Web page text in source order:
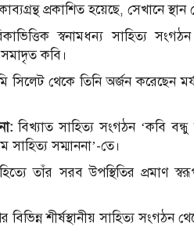
প্রকাশিত হয়েছে, সেখানে
স্বনামধন্য সাহিত্য
কবি।
সিলেট থেকে তিনি অর্জন করেছেন
বিখ্যাত সাহিত্য সংগঠন ‘কবি
সম্মাননা’-তে।
তাঁর সরব উপস্থিতির প্রমাণ
বিভিন্ন শীর্ষস্থানীয় সাহিত্য সংগঠন